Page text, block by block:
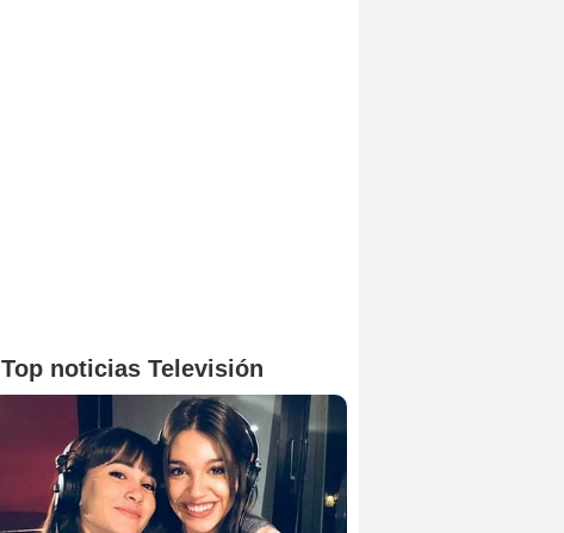
Top noticias Televisión